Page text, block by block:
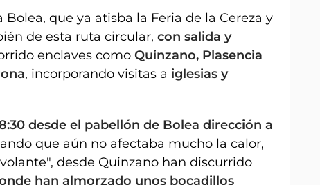
que ya atisba la Feria de la Cereza y
de esta ruta circular, con salida y
enclaves como Quinzano, Plasencia
, incorporando visitas a iglesias y
desde el pabellón de Bolea dirección a
que aún no afectaba mucho la calor,
desde Quinzano han discurrido
han almorzado unos bocadillos